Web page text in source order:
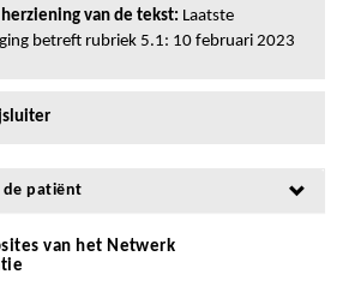
herziening van de tekst: Laatste
betreft rubriek 5.1: 10 februari 2023
patiënt
van het Netwerk